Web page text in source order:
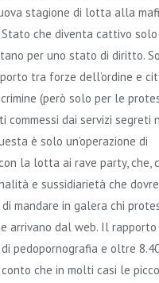
stagione di lotta alla
che diventa cattivo
per uno stato di diritto.
tra forze dell’ordine e
(però solo per le
dai servizi segreti
è solo un’operazione di
la lotta ai rave party,
e sussidiarietà che
mandare in galera chi
arrivano dal web. Il
pedopornografia e oltre
che in molti casi le